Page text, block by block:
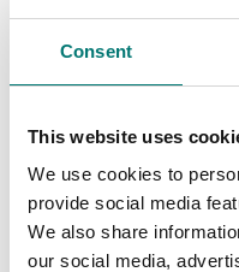
Consent
This website uses
We use cookies to
provide social media
We also share
our social media,
Mått (diameter):
Enheter: